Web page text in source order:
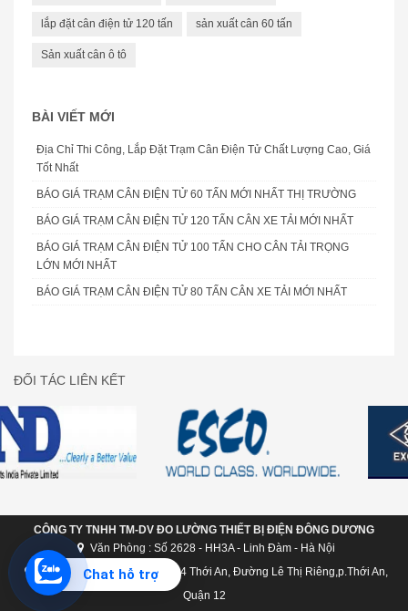
lắp đặt cân điện tử 120 tấn sản xuất cân 60 tấn
Sản xuất cân ô tô
BÀI VIẾT MỚI
Địa Chỉ Thi Công, Lắp Đặt Trạm Cân Điện Tử Chất Lượng Cao, Giá
Tốt Nhất
BÁO GIÁ TRẠM CÂN ĐIỆN TỬ 60 TẤN MỚI NHẤT THỊ TRƯỜNG
BÁO GIÁ TRẠM CÂN ĐIỆN TỬ 120 TẤN CÂN XE TẢI MỚI NHẤT
BÁO GIÁ TRẠM CÂN ĐIỆN TỬ 100 TẤN CHO CÂN TẢI TRỌNG
LỚN MỚI NHẤT
BÁO GIÁ TRẠM CÂN ĐIỆN TỬ 80 TẤN CÂN XE TẢI MỚI NHẤT
ĐỐI TÁC LIÊN KẾT
CÔNG TY TNHH TM-DV ĐO LƯỜNG THIẾT BỊ ĐIỆN ĐÔNG DƯƠNG
Văn Phòng : Số 2628 - HH3A - Linh Đàm - Hà Nội
Chi nhánh Hồ Chí Minh: C124 Thới An, Đường Lê Thị Riêng,p.Thới An,
Quận 12
Chat hỗ trợ